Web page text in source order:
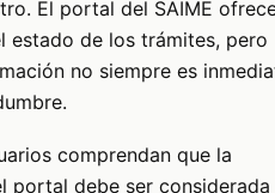
El portal del SAIME
estado de los trámites, pero
no siempre es
comprendan que la
portal debe ser considerada